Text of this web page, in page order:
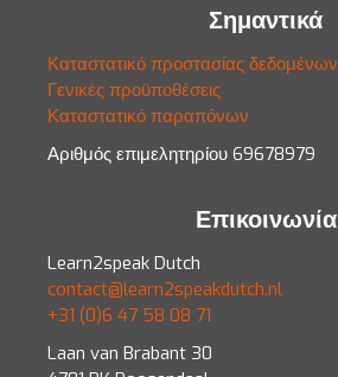
Σημαντικά
Καταστατικό προστασίας δεδομένων
Γενικές προϋποθέσεις
Καταστατικό παραπόνων
Αριθμός επιμελητηρίου 69678979
Επικοινωνία
Learn2speak Dutch
contact@learn2speakdutch.nl
+31 (0)6 47 58 08 71
Laan van Brabant 30